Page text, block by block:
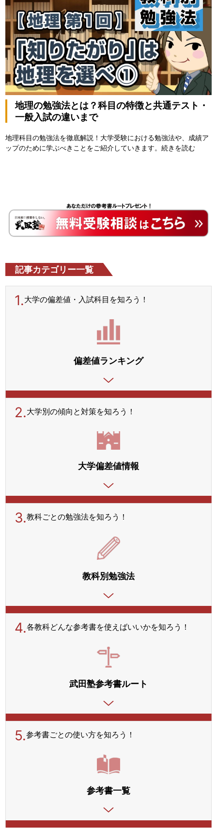
地理の勉強法とは？科目の特徴と共通テスト・
一般入試の違いまで
地理科目の勉強法を徹底解説！大学受験における勉強法や、成績ア
ップのために学ぶべきことをご紹介していきます。続きを読む
記事カテゴリー一覧
1.大学の偏差値・入試科目を知ろう！
偏差値ランキング
2.大学別の傾向と対策を知ろう！
大学偏差値情報
3.教科ごとの勉強法を知ろう！
教科別勉強法
4.各教科どんな参考書を使えばいいかを知ろう！
武田塾参考書ルート
5.参考書ごとの使い方を知ろう！
参考書一覧